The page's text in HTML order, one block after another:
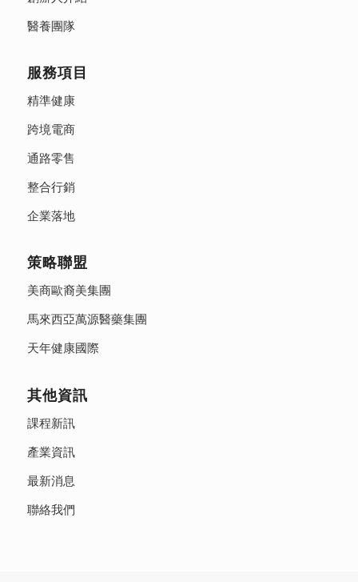
醫養團隊
服務項目
精準健康
跨境電商
通路零售
整合行銷
企業落地
策略聯盟
美商歐裔美集團
馬來西亞萬源醫藥集團
天年健康國際
其他資訊
課程新訊
產業資訊
最新消息
聯絡我們